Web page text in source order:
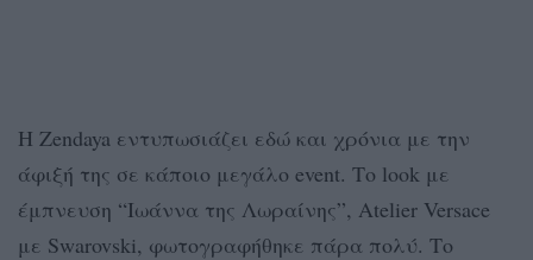
Η Zendaya εντυπωσιάζει εδώ και χρόνια με την
άφιξή της σε κάποιο μεγάλο event. Το look με
έμπνευση “Ιωάννα της Λωραίνης”, Atelier Versace
με Swarovski, φωτογραφήθηκε πάρα πολύ. Το